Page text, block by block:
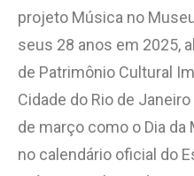
projeto Música no
seus 28 anos em 2025,
de Patrimônio Cultural
Cidade do Rio de
de março como o Dia
no calendário oficial do